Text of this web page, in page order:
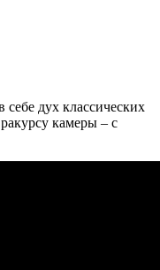
дух классических
камеры – с